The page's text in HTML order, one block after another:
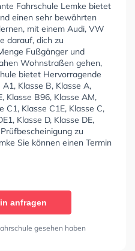
Fahrschule Lemke bietet
einen sehr bewährten
mit einem Audi, VW
darauf, dich zu
Fußgänger und
Wohnstraßen gehen,
bietet Hervorragende
Klasse B, Klasse A,
Klasse B96, Klasse AM,
C1, Klasse C1E, Klasse C,
Klasse D, Klasse DE,
zu
Sie können einen Termin
anfragen
gesehen haben